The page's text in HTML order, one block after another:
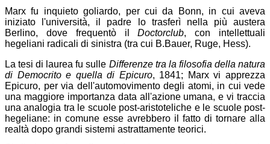
Marx fu inquieto goliardo, per cui da Bonn, in cui aveva
iniziato l'università, il padre lo trasferì nella più austera
Berlino, dove frequentò ilDoctorclub, con intellettuali
hegeliani radicali di sinistra (tra cui B.Bauer, Ruge, Hess).
La tesi di laurea fu sulle Differenze tra la filosofia della natura
di Democrito e quella di Epicuro, 1841; Marx vi apprezza
Epicuro, per via dell'automovimento degli atomi, in cui vede
una maggiore importanza data all'azione umana, e vi traccia
una analogia tra le scuole post-aristoteliche e le scuole post-
hegeliane: in comune esse avrebbero il fatto di tornare alla
realtà dopo grandi sistemi astrattamente teorici.